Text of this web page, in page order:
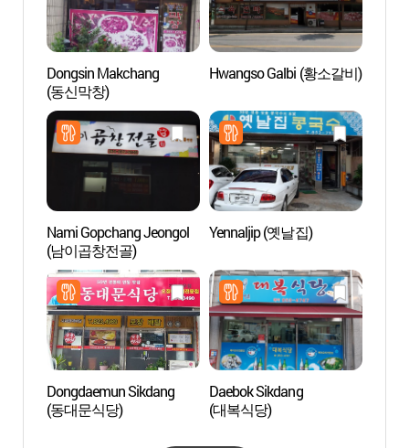
Dongsin Makchang
(동신막창)
Hwangso Galbi (황소갈비)
Nami Gopchang Jeongol
(남이곱창전골)
Yennaljip (옛날집)
Dongdaemun Sikdang
(동대문식당)
Daebok Sikdang
(대복식당)